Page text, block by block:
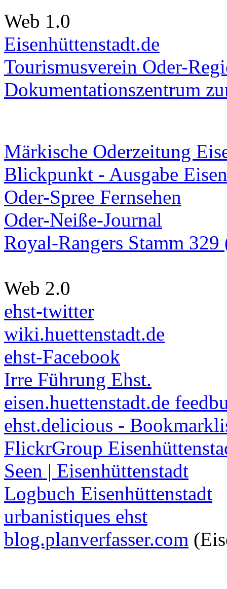
Web 1.0
Eisenhüttenstadt.de
Tourismusverein Oder-
Dokumentationszentrum
Märkische Oderzeitung
Blickpunkt - Ausgabe
Oder-Spree Fernsehen
Oder-Neiße-Journal
Royal-Rangers Stamm
Web 2.0
ehst-twitter
wiki.huettenstadt.de
ehst-Facebook
Irre Führung Ehst.
eisen.huettenstadt.de
ehst.delicious -
FlickrGroup
Seen | Eisenhüttenstadt
Logbuch Eisenhüttenstadt
urbanistiques ehst
blog.planverfasser.com